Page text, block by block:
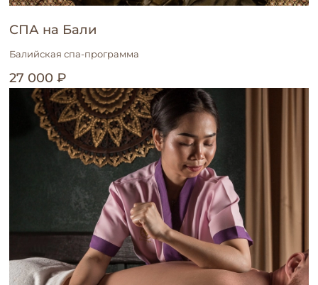
СПА на Бали
Балийская спа-программа
27 000 ₽